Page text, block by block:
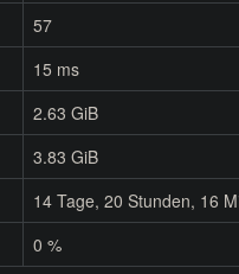
57
15 ms
2.63 GiB
3.83 GiB
14 Tage, 20 Stunden, 16
0 %